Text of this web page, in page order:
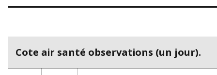
Cote air santé observations (un jour).